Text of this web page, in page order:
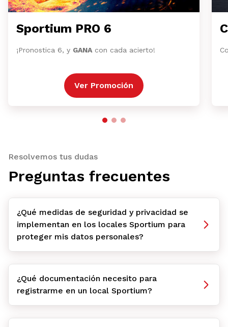
Sportium PRO 6
¡Pronostica 6, y GANA con cada acierto!
Ver Promoción
Resolvemos tus dudas
Preguntas frecuentes
¿Qué medidas de seguridad y privacidad se
implementan en los locales Sportium para
proteger mis datos personales?
¿Qué documentación necesito para
registrarme en un local Sportium?